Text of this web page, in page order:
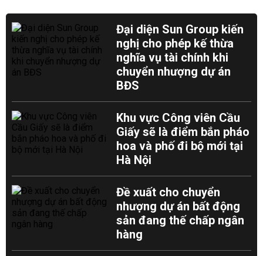
Đại diện Sun Group kiến
nghị cho phép kế thừa
nghĩa vụ tài chính khi
chuyển nhượng dự án
BĐS
Khu vực Công viên Cầu
Giấy sẽ là điểm bắn pháo
hoa và phố đi bộ mới tại
Hà Nội
Đề xuất cho chuyển
nhượng dự án bất động
sản đang thế chấp ngân
hàng